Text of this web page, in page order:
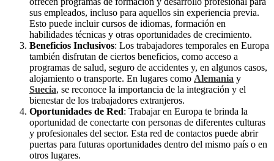
sus empleados, incluso para aquellos sin experiencia previa.
Esto puede incluir cursos de idiomas, formación en
habilidades técnicas y otras oportunidades de crecimiento.
Beneficios Inclusivos: Los trabajadores temporales en Europa
también disfrutan de ciertos beneficios, como acceso a
programas de salud, seguro de accidentes y, en algunos casos,
alojamiento o transporte. En lugares como Alemania y
Suecia, se reconoce la importancia de la integración y el
bienestar de los trabajadores extranjeros.
Oportunidades de Red: Trabajar en Europa te brinda la
oportunidad de conectarte con personas de diferentes culturas
y profesionales del sector. Esta red de contactos puede abrir
puertas para futuras oportunidades dentro del mismo país o en
otros lugares.